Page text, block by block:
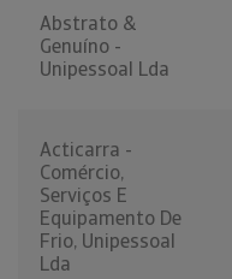
Abstrato &
Genuíno -
Unipessoal Lda
Acticarra -
Comércio,
Serviços E
Equipamento De
Frio, Unipessoal
Lda